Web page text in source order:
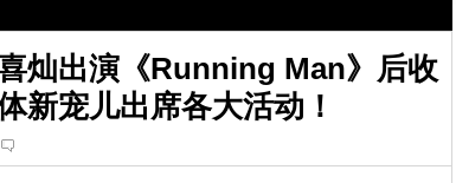
灿出演《Running Man》后收
新宠儿出席各大活动！